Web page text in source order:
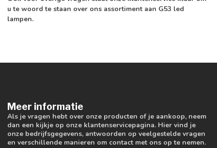
u te woord te staan over ons assortiment aan G53 led
lampen.
Meer informatie
Als je vragen hebt over onze producten of je aankoop, neem
dan een kijkje op onze klantenservicepagina. Hier vind je
onze bedrijfsgegevens, antwoorden op veelgestelde vragen
en verschillende manieren om contact met ons op te nemen.